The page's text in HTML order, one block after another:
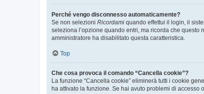
Perché vengo disconnesso automaticamente?
Se non selezioni Ricordami quando effettui il login, il
seleziona l’opzione quando entri, ma ricorda che
amministratore ha disabilitato questa caratteristica.
Top
Che cosa provoca il comando “Cancella cookie”?
La funzione “Cancella cookie” eliminerà tutti i cookie
ha attivato la funzione. Se hai avuto problemi di accesso